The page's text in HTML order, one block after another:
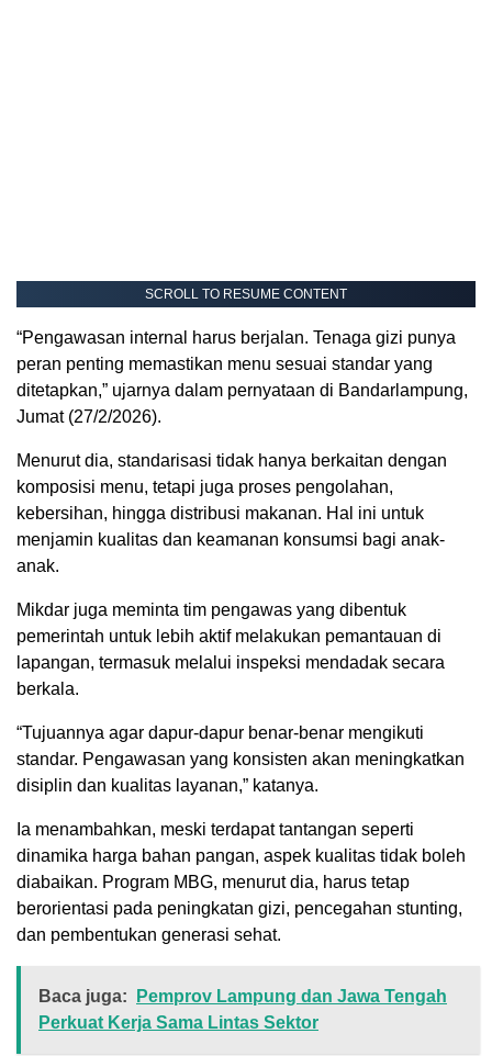
SCROLL TO RESUME CONTENT
“Pengawasan internal harus berjalan. Tenaga gizi punya
peran penting memastikan menu sesuai standar yang
ditetapkan,” ujarnya dalam pernyataan di Bandarlampung,
Jumat (27/2/2026).
Menurut dia, standarisasi tidak hanya berkaitan dengan
komposisi menu, tetapi juga proses pengolahan,
kebersihan, hingga distribusi makanan. Hal ini untuk
menjamin kualitas dan keamanan konsumsi bagi anak-
anak.
Mikdar juga meminta tim pengawas yang dibentuk
pemerintah untuk lebih aktif melakukan pemantauan di
lapangan, termasuk melalui inspeksi mendadak secara
berkala.
“Tujuannya agar dapur-dapur benar-benar mengikuti
standar. Pengawasan yang konsisten akan meningkatkan
disiplin dan kualitas layanan,” katanya.
Ia menambahkan, meski terdapat tantangan seperti
dinamika harga bahan pangan, aspek kualitas tidak boleh
diabaikan. Program MBG, menurut dia, harus tetap
berorientasi pada peningkatan gizi, pencegahan stunting,
dan pembentukan generasi sehat.
Baca juga:
Pemprov Lampung dan Jawa Tengah
Perkuat Kerja Sama Lintas Sektor